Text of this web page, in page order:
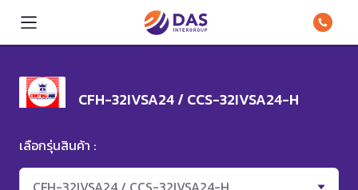
CFH-32IVSA24 / CCS-32IVSA24-H
เลือกรุ่นสินค้า :